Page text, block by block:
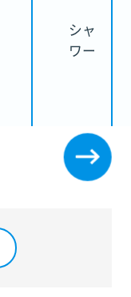
シャ
ワー
水漏
れが
あ